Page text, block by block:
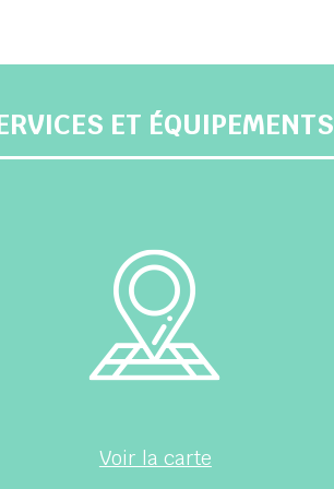
ET ÉQUIPEMENTS
Voir la carte